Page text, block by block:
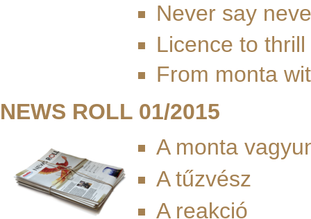
Never say
Licence to thrill
From monta
NEWS ROLL 01/2015
A monta
A tűzvész
A reakció